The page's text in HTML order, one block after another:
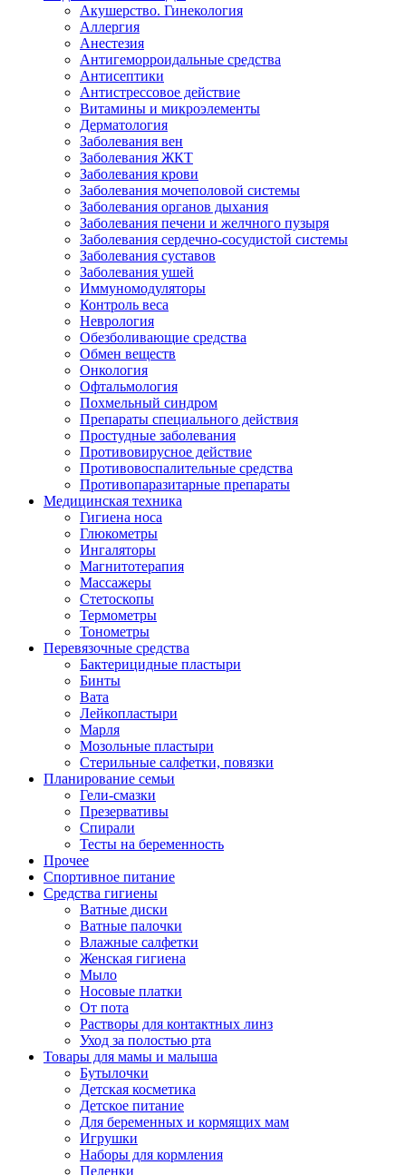
Акушерство. Гинекология
Аллергия
Анестезия
Антигеморроидальные средства
Антисептики
Антистрессовое действие
Витамины и микроэлементы
Дерматология
Заболевания вен
Заболевания ЖКТ
Заболевания крови
Заболевания мочеполовой системы
Заболевания органов дыхания
Заболевания печени и желчного пузыря
Заболевания сердечно-сосудистой системы
Заболевания суставов
Заболевания ушей
Иммуномодуляторы
Контроль веса
Неврология
Обезболивающие средства
Обмен веществ
Онкология
Офтальмология
Похмельный синдром
Препараты специального действия
Простудные заболевания
Противовирусное действие
Противовоспалительные средства
Противопаразитарные препараты
Медицинская техника
Гигиена носа
Глюкометры
Ингаляторы
Магнитотерапия
Массажеры
Стетоскопы
Термометры
Тонометры
Перевязочные средства
Бактерицидные пластыри
Бинты
Вата
Лейкопластыри
Марля
Мозольные пластыри
Стерильные салфетки, повязки
Планирование семьи
Гели-смазки
Презервативы
Спирали
Тесты на беременность
Прочее
Спортивное питание
Средства гигиены
Ватные диски
Ватные палочки
Влажные салфетки
Женская гигиена
Мыло
Носовые платки
От пота
Растворы для контактных линз
Уход за полостью рта
Товары для мамы и малыша
Бутылочки
Детская косметика
Детское питание
Для беременных и кормящих мам
Игрушки
Наборы для кормления
Пеленки